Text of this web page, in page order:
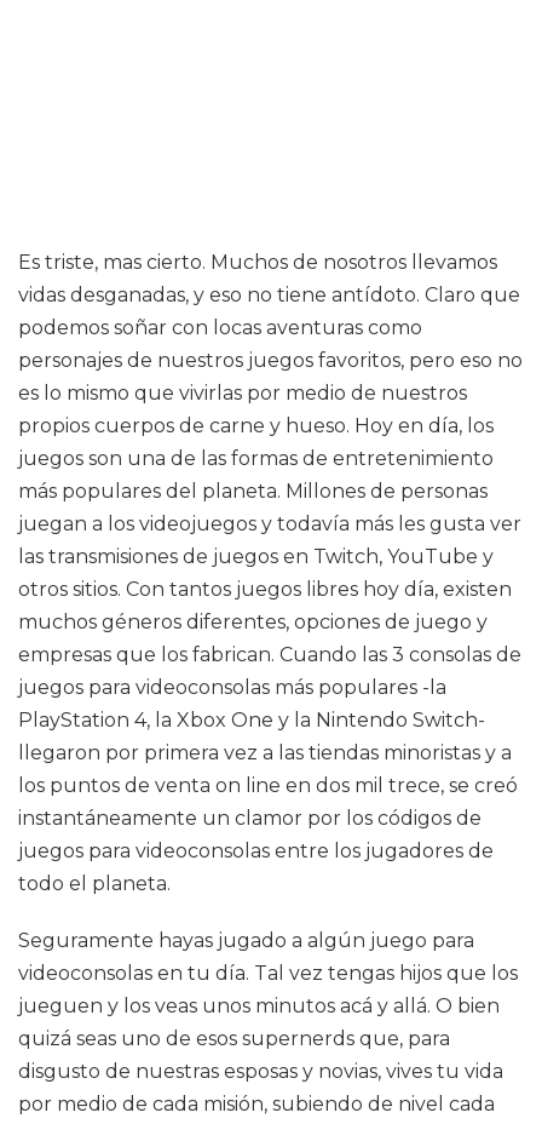
Es triste, mas cierto. Muchos de nosotros llevamos
vidas desganadas, y eso no tiene antídoto. Claro que
podemos soñar con locas aventuras como
personajes de nuestros juegos favoritos, pero eso no
es lo mismo que vivirlas por medio de nuestros
propios cuerpos de carne y hueso. Hoy en día, los
juegos son una de las formas de entretenimiento
más populares del planeta. Millones de personas
juegan a los videojuegos y todavía más les gusta ver
las transmisiones de juegos en Twitch, YouTube y
otros sitios. Con tantos juegos libres hoy día, existen
muchos géneros diferentes, opciones de juego y
empresas que los fabrican. Cuando las 3 consolas de
juegos para videoconsolas más populares -la
PlayStation 4, la Xbox One y la Nintendo Switch-
llegaron por primera vez a las tiendas minoristas y a
los puntos de venta on line en dos mil trece, se creó
instantáneamente un clamor por los códigos de
juegos para videoconsolas entre los jugadores de
todo el planeta.
Seguramente hayas jugado a algún juego para
videoconsolas en tu día. Tal vez tengas hijos que los
jueguen y los veas unos minutos acá y allá. O bien
quizá seas uno de esos supernerds que, para
disgusto de nuestras esposas y novias, vives tu vida
por medio de cada misión, subiendo de nivel cada